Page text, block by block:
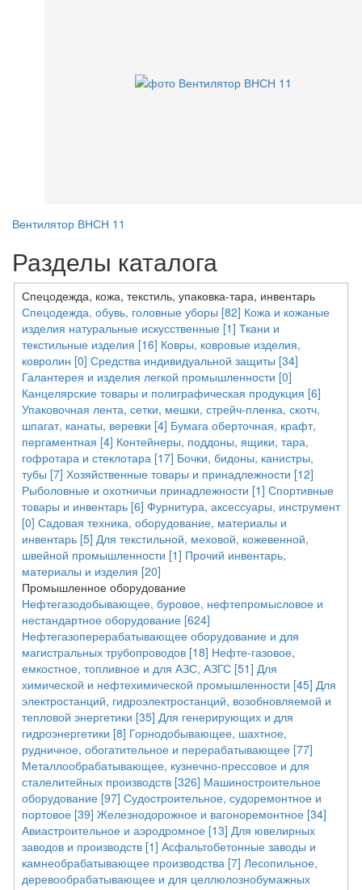
Вентилятор ВНСН 11
Разделы каталога
Спецодежда, кожа, текстиль, упаковка-тара, инвентарь
Спецодежда, обувь, головные уборы [82] Кожа и кожаные
изделия натуральные искусственные [1] Ткани и
текстильные изделия [16] Ковры, ковровые изделия,
ковролин [0] Средства индивидуальной защиты [34]
Галантерея и изделия легкой промышленности [0]
Канцелярские товары и полиграфическая продукция [6]
Упаковочная лента, сетки, мешки, стрейч-пленка, скотч,
шпагат, канаты, веревки [4] Бумага оберточная, крафт,
пергаментная [4] Контейнеры, поддоны, ящики, тара,
гофротара и стеклотара [17] Бочки, бидоны, канистры,
тубы [7] Хозяйственные товары и принадлежности [12]
Рыболовные и охотничьи принадлежности [1] Спортивные
товары и инвентарь [6] Фурнитура, аксессуары, инструмент
[0] Садовая техника, оборудование, материалы и
инвентарь [5] Для текстильной, меховой, кожевенной,
швейной промышленности [1] Прочий инвентарь,
материалы и изделия [20]
Промышленное оборудование
Нефтегазодобывающее, буровое, нефтепромысловое и
нестандартное оборудование [624]
Нефтегазоперерабатывающее оборудование и для
магистральных трубопроводов [18] Нефте-газовое,
емкостное, топливное и для АЗС, АЗГС [51] Для
химической и нефтехимической промышленности [45] Для
электростанций, гидроэлектростанций, возобновляемой и
тепловой энергетики [35] Для генерирующих и для
гидроэнергетики [8] Горнодобывающее, шахтное,
рудничное, обогатительное и перерабатывающее [77]
Металлообрабатывающее, кузнечно-прессовое и для
сталелитейных производств [326] Машиностроительное
оборудование [97] Судостроительное, судоремонтное и
портовое [39] Железнодорожное и вагоноремонтное [34]
Авиастроительное и аэродромное [13] Для ювелирных
заводов и производств [1] Асфальтобетонные заводы и
камнеобрабатывающее производства [7] Лесопильное,
деревообрабатывающее и для целлюлознобумажных